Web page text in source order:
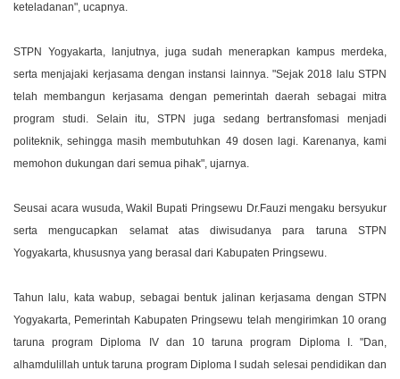
keteladanan", ucapnya.
STPN Yogyakarta, lanjutnya, juga sudah menerapkan kampus merdeka,
serta menjajaki kerjasama dengan instansi lainnya. "Sejak 2018 lalu STPN
telah membangun kerjasama dengan pemerintah daerah sebagai mitra
program studi. Selain itu, STPN juga sedang bertransfomasi menjadi
politeknik, sehingga masih membutuhkan 49 dosen lagi. Karenanya, kami
memohon dukungan dari semua pihak", ujarnya.
Seusai acara wusuda, Wakil Bupati Pringsewu Dr.Fauzi mengaku bersyukur
serta mengucapkan selamat atas diwisudanya para taruna STPN
Yogyakarta, khususnya yang berasal dari Kabupaten Pringsewu.
Tahun lalu, kata wabup, sebagai bentuk jalinan kerjasama dengan STPN
Yogyakarta, Pemerintah Kabupaten Pringsewu telah mengirimkan 10 orang
taruna program Diploma IV dan 10 taruna program Diploma I. "Dan,
alhamdulillah untuk taruna program Diploma I sudah selesai pendidikan dan